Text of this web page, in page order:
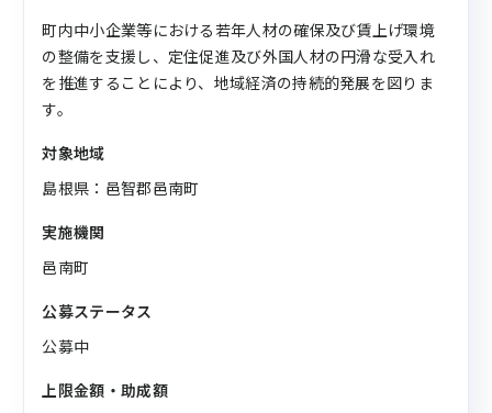
町内中小企業等における若年人材の確保及び賃上げ環境
の整備を支援し、定住促進及び外国人材の円滑な受入れ
を推進することにより、地域経済の持続的発展を図りま
す。
対象地域
島根県：邑智郡邑南町
実施機関
邑南町
公募ステータス
公募中
上限金額・助成額